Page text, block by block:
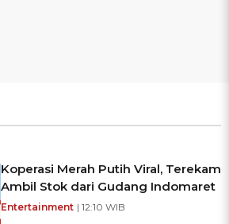
Koperasi Merah Putih Viral, Terekam
Ambil Stok dari Gudang Indomaret
Entertainment | 12:10 WIB